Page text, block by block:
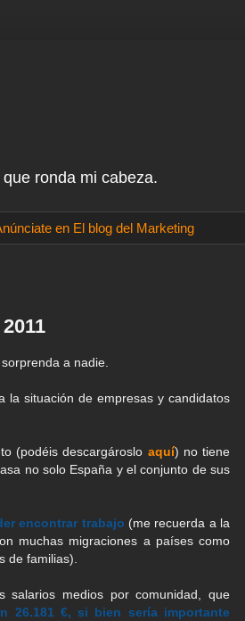
ronda mi cabeza.
en El blog del Marketing
a nadie.
la situación de empresas y candidatos
(podéis descargároslo aquí) no tiene
no solo España y el conjunto de sus
encontrar trabajo (me recuerda a la
muchas migraciones a países como
de familias).
medios por comunidad, que
26.181 €, si bien sería importante